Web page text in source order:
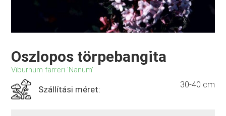
Oszlopos törpebangita
Viburnum farreri 'Nanum' ˙
Szállítási méret: 30-40 cm